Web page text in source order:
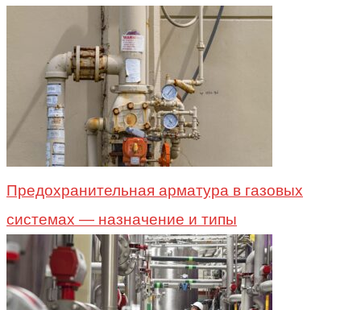
Предохранительная арматура в газовых
системах — назначение и типы